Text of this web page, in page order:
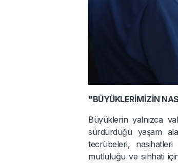
"BÜYÜKLERİMİZİN
Büyüklerin yalnızca
sürdürdüğü yaşam
tecrübeleri,
mutluluğu ve sıhhati